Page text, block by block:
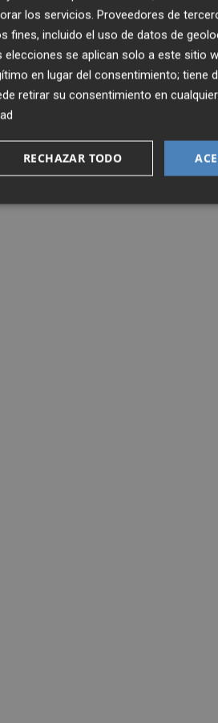
parte de ese dinero se
CARCEL GURTEL FISCALIA
SUIZA
los servicios. Proveedores de
fines, incluido el uso de datos de
se aplican solo a este sitio
en lugar del consentimiento; tiene
retirar su consentimiento en
RECHAZAR TODO